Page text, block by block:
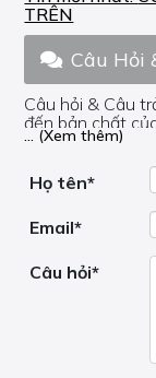
TRÊN
Câu Hỏi
Câu hỏi & Câu
đến bản chất
nơi hoạt động,
Nếu bạn cần
câu hỏi của bạn
... (Xem thêm)
Họ tên*
Email*
Câu hỏi*